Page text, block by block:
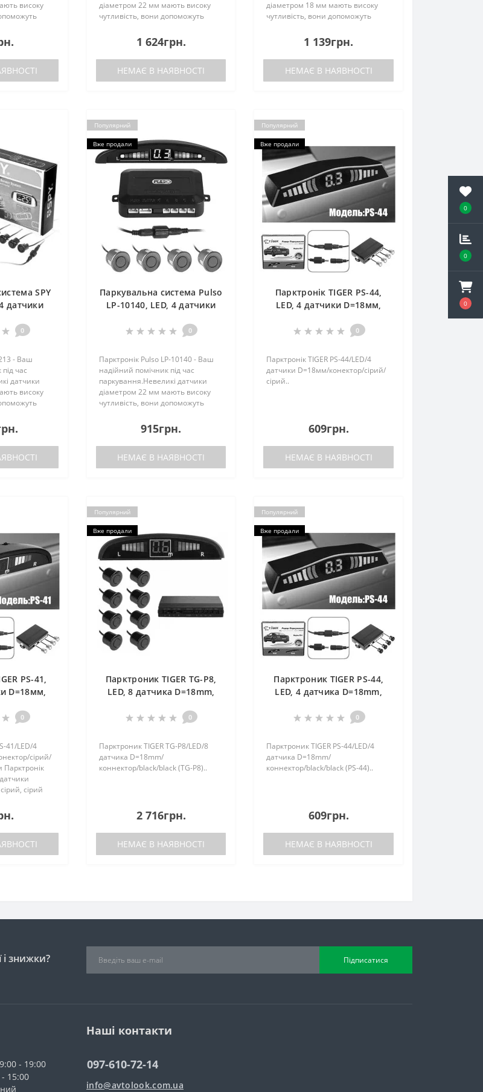
0
0
0
високу
паркомісце.
виручить
діаметром 22 мм мають високу
чутливість, вони допоможуть
безпечно заїхати на паркомісце.
Парктронік Pulso також виручить
під час рух..
1 624грн.
НЕМАЄ В НАЯВНОСТІ
діаметром 18 мм мають високу
чутливість, вони допоможуть
безпечно заїхати на паркомісце.
Парктронік SPY LP-121 також
виручить під час ру..
1 139грн.
НЕМАЄ В НАЯВНОСТІ
SPY
датчики
викл,
0
- Ваш
час
датчики
високу
паркомісце.
також
Популярний
Вже продали
Паркувальна система Pulso
LP-10140, LED, 4 датчики
0
Парктронік Pulso LP-10140 - Ваш
надійний помічник під час
паркування.Невеликі датчики
діаметром 22 мм мають високу
чутливість, вони допоможуть
безпечно заїхати на паркомісце.
Парктронік Pulso також виручить
під час рух..
915грн.
НЕМАЄ В НАЯВНОСТІ
Популярний
Вже продали
Парктронік TIGER PS-44,
LED, 4 датчики D=18мм,
0
Парктронік TIGER PS-44/LED/4
датчики D=18мм/конектор/сiрий/
сiрий..
609грн.
НЕМАЄ В НАЯВНОСТІ
PS-41,
D=18мм,
0
41/LED/4
сiрий/
Парктронік
сiрий
автолук
610-72-14 |
Популярний
Вже продали
Парктроник TIGER TG-P8,
LED, 8 датчика D=18mm,
P8)
0
Парктроник TIGER TG-P8/LED/8
датчика D=18mm/
коннектор/black/black (TG-P8)..
2 716грн.
НЕМАЄ В НАЯВНОСТІ
Популярний
Вже продали
Парктроник TIGER PS-44,
LED, 4 датчика D=18mm,
44)
0
Парктроник TIGER PS-44/LED/4
датчика D=18mm/
коннектор/black/black (PS-44)..
609грн.
НЕМАЄ В НАЯВНОСТІ
знижки? Підписатися
- 19:00
15:00
Наші контакти
097-610-72-14
info@avtolook.com.ua